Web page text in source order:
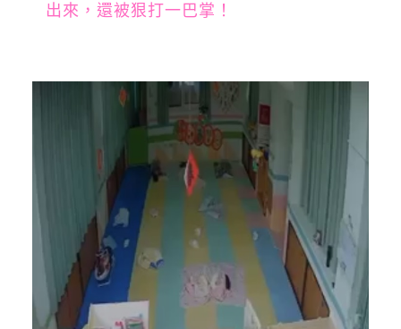
出來，還被狠打一巴掌！